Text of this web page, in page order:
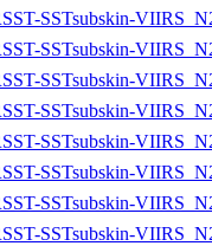
SSTsubskin-
SSTsubskin-
SSTsubskin-
SSTsubskin-
SSTsubskin-
SSTsubskin-
SSTsubskin-
SSTsubskin-